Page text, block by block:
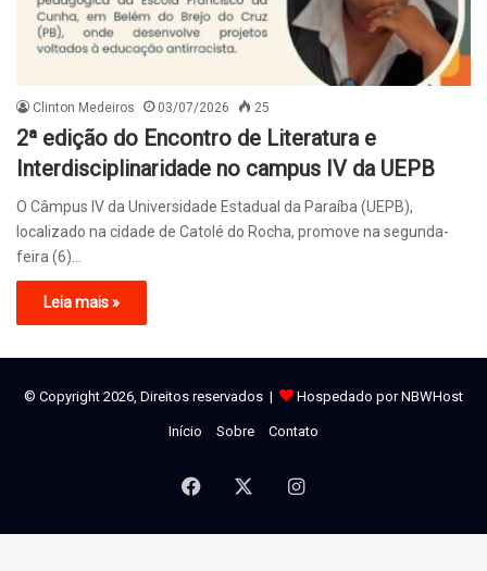
Clinton Medeiros 03/07/2026 25
2ª edição do Encontro de Literatura e
Interdisciplinaridade no campus IV da UEPB
O Câmpus IV da Universidade Estadual da Paraíba (UEPB),
localizado na cidade de Catolé do Rocha, promove na segunda-
feira (6)…
Leia mais »
© Copyright 2026, Direitos reservados | Hospedado por NBWHost
Início Sobre Contato
Facebook Instagram